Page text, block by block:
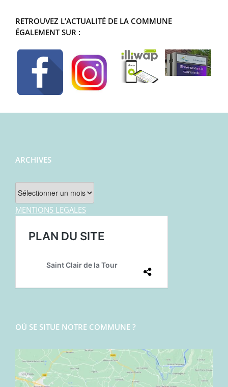
RETROUVEZ L’ACTUALITÉ DE LA COMMUNE
ÉGALEMENT SUR :
ARCHIVES
Archives
MENTIONS LEGALES
OÙ SE SITUE NOTRE COMMUNE ?